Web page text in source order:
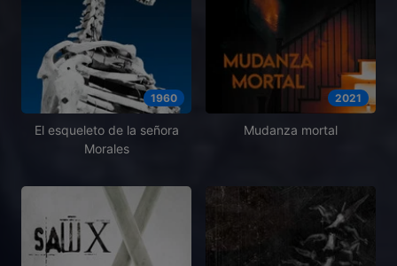
1960
El esqueleto de la señora
Morales
2021
Mudanza mortal